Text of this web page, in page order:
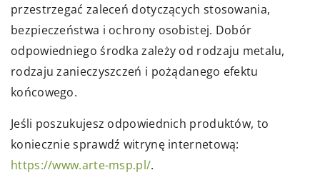
przestrzegać zaleceń dotyczących stosowania,
bezpieczeństwa i ochrony osobistej. Dobór
odpowiedniego środka zależy od rodzaju metalu,
rodzaju zanieczyszczeń i pożądanego efektu
końcowego.
Jeśli poszukujesz odpowiednich produktów, to
koniecznie sprawdź witrynę internetową:
https://www.arte-msp.pl/.